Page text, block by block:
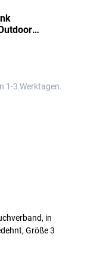
1-3 Werktagen.